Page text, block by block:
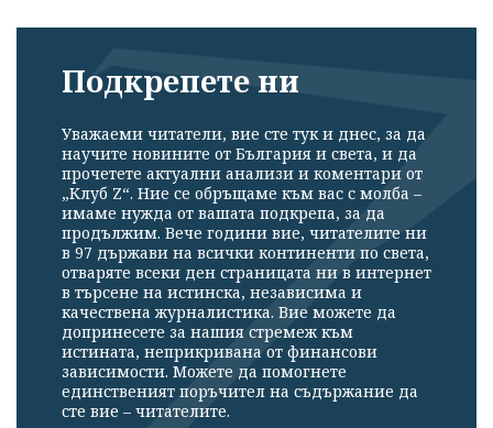
Подкрепете ни
Уважаеми читатели, вие сте тук и днес, за да
научите новините от България и света, и да
прочетете актуални анализи и коментари от
„Клуб Z“. Ние се обръщаме към вас с молба –
имаме нужда от вашата подкрепа, за да
продължим. Вече години вие, читателите ни
в 97 държави на всички континенти по света,
отваряте всеки ден страницата ни в интернет
в търсене на истинска, независима и
качествена журналистика. Вие можете да
допринесете за нашия стремеж към
истината, неприкривана от финансови
зависимости. Можете да помогнете
единственият поръчител на съдържание да
сте вие – читателите.